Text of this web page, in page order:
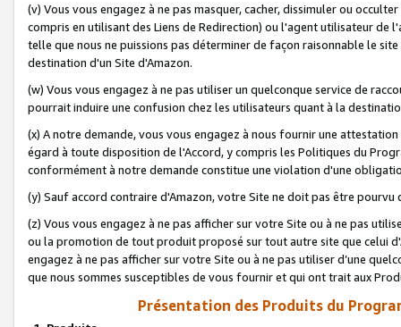
(v) Vous vous engagez à ne pas masquer, cacher, dissimuler ou
compris en utilisant des Liens de Redirection) ou l'agent utilisateur
telle que nous ne puissions pas déterminer de façon raisonnable le
destination d'un Site d'Amazon.
(w) Vous vous engagez à ne pas utiliser un quelconque service de
pourrait induire une confusion chez les utilisateurs quant à la
(x) A notre demande, vous vous engagez à nous fournir une
égard à toute disposition de l'Accord, y compris les Politiques du
conformément à notre demande constitue une violation d'une
(y) Sauf accord contraire d'Amazon, votre Site ne doit pas être
(z) Vous vous engagez à ne pas afficher sur votre Site ou à ne pas
ou la promotion de tout produit proposé sur tout autre site que celui
engagez à ne pas afficher sur votre Site ou à ne pas utiliser d’une
que nous sommes susceptibles de vous fournir et qui ont trait aux
Présentation des Produits du